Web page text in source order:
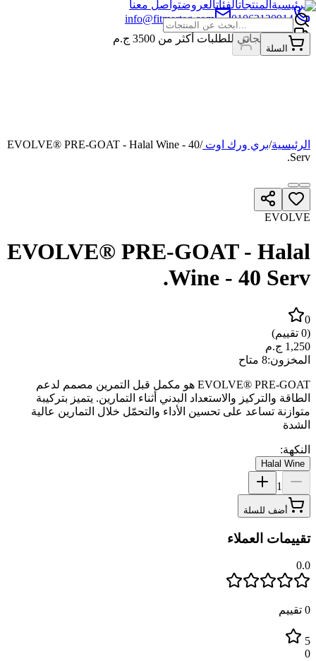
01063120914
info@fitmarteg.com
شحن مجاني للطلبات أكثر من 3500 ج.م
الرئيسية المنتجاتالفئاتالعروضتواصل معنا
السلة
الرئيسية/بري ورك اوت/
EVOLVE® PRE-GOAT - Halal Wine - 40
Serv.
EVOLVE
EVOLVE® PRE-GOAT - Halal
Wine - 40 Serv.
0
(
0 تقييم)
1,250 ج.م
المخزون:8 متاح
EVOLVE® PRE-GOAT هو مكمل قبل التمرين مصمم لدعم
الطاقة والتركيز والاستعداد البدني أثناء التمارين. يتميز بتركيبة
متوازنة تساعد على تحسين الأداء والتحمّل خلال التمارين عالية
الشدة
النكهة:
Halal Wine
1
أضف للسلة
تقييمات العملاء
0.0
0 تقييم
5
0